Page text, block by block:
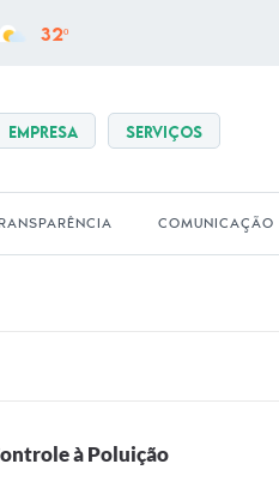
32º
EMPRESA SERVIÇOS
COMUNICAÇÃO
à Poluição